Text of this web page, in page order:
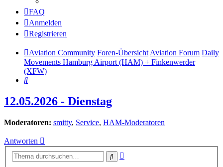
FAQ
Anmelden
Registrieren
Aviation Community Foren-ÜbersichtAviation Forum Daily
Movements Hamburg Airport (HAM) + Finkenwerder
(XFW)
Suche
12.05.2026 - Dienstag
Moderatoren: smitty, Service, HAM-Moderatoren
Antworten
Suche